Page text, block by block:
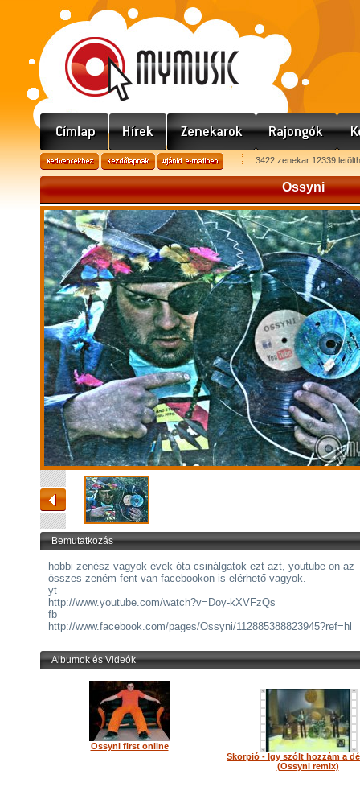
3422 zenekar 12339
Ossyni
Bemutatkozás
hobbi zenész vagyok évek óta csinálgatok ezt azt, youtube-on az
összes zeném fent van facebookon is elérhető vagyok.
yt
http://www.youtube.com/watch?v=Doy-kXVFzQs
fb
http://www.facebook.com/pages/Ossyni/112885388823945?ref=hl
Albumok és Videók
Ossyni first online
Skorpió - Így szólt hozzám a
(Ossyni remix)